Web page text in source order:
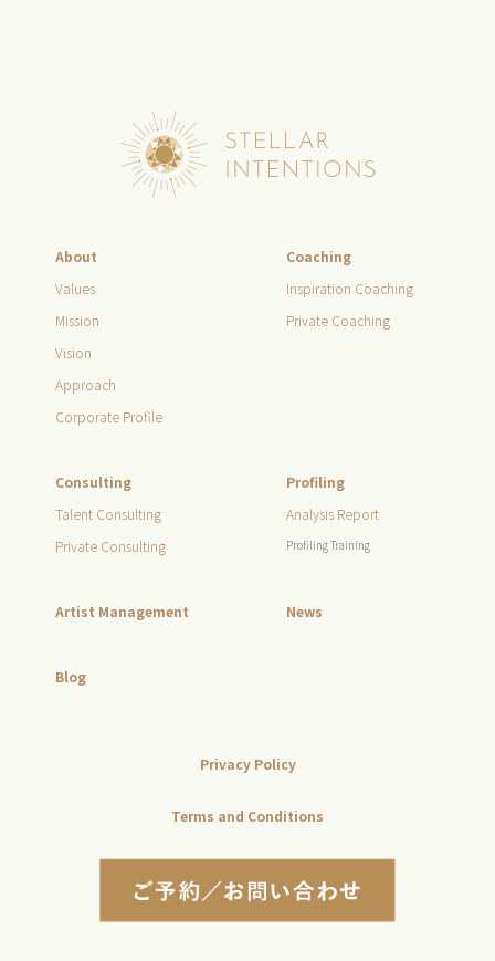
About
Values
Mission
Vision
Approach
Corporate Profile
Coaching
Inspiration Coaching
Private Coaching
Consulting
Talent Consulting
Private Consulting
Profiling
Analysis Report
Profiling Training
Artist Management News
Blog
Privacy Policy
Terms and Conditions